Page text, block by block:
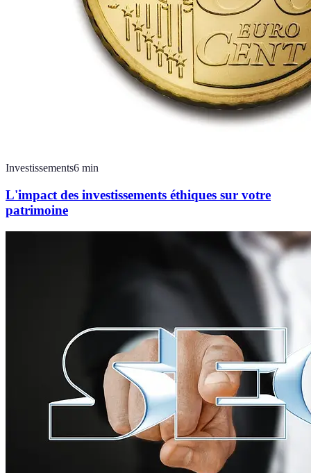
Investissements6 min
L'impact des investissements éthiques sur votre
patrimoine